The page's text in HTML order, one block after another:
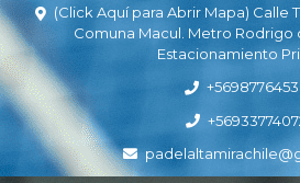
(Click Aquí para Abrir Mapa) Calle
Comuna Macul. Metro Rodrigo
Estacionamiento